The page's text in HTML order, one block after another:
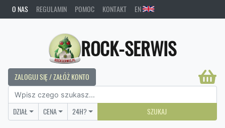
O NAS REGULAMIN POMOC KONTAKT EN
ROCK-SERWIS
ZALOGUJ SIĘ / ZAŁÓŻ KONTO
DZIAŁ CENA 24H? SZUKAJ